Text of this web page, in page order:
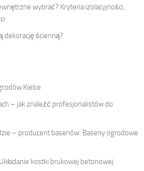
wybrać? Kryteria izolacyjności,
dekorację ścienną?
Kielce
– jak znaleźć profesjonalistów do
– producent basenów. Baseny ogrodowe
kostki brukowej betonowej